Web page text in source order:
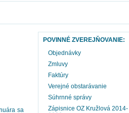
sa
POVINNÉ ZVEREJŇOVANIE:
Objednávky
Zmluvy
Faktúry
Verejné obstarávanie
Súhrnné správy
Zápisnice OZ Kružlová 2014-